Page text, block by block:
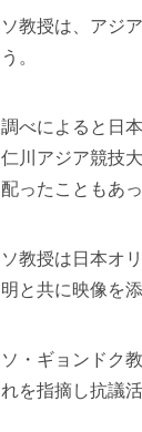
ソ教授は、アジ
う。
調べによると日
仁川アジア競技
配ったこともあっ
ソ教授は日本オ
明と共に映像を
ソ・ギョンドク
れを指摘し抗議